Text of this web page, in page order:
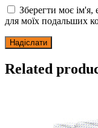
Зберегти моє ім'я,
для моїх подальших
Related